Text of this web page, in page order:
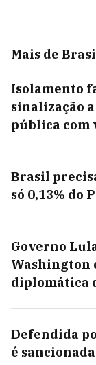
Mais de
Isolamento
sinalização
pública com
Brasil
só 0,13% do
Governo
Washington
diplomática
Defendida
é